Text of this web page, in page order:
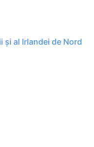
al Irlandei de Nord